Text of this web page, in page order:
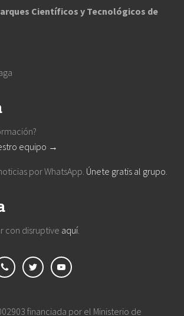
Científicos y Tecnológicos de
equipo →
por WhatsApp. Únete gratis al grupo.
con disruptive aquí.
financiada por el Ministerio de